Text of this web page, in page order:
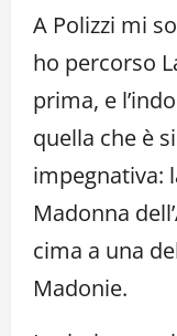
A Polizzi mi
ho percorso
prima, e
quella che è
impegnativa:
Madonna
cima a una
Madonie.